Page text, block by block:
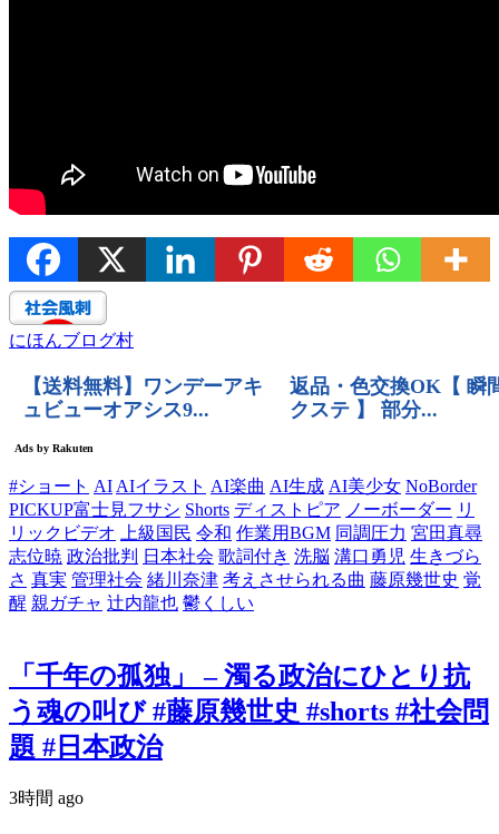
にほんブログ村
#ショート AI AIイラスト AI楽曲 AI生成 AI美少女 NoBorder
PICKUP富士見フサシ Shorts ディストピア ノーボーダー リ
リックビデオ
上級国民 令和 作業用BGM 同調圧力 宮田真尋
志位暁 政治批判 日本社会 歌詞付き 洗脳 溝口勇児 生きづら
さ 真実 管理社会 緒川奈津 考えさせられる曲 藤原幾世史 覚
醒 親ガチャ 辻内龍也 鬱くしい
「千年の孤独」 – 濁る政治にひとり抗
う魂の叫び #藤原幾世史 #shorts #社会問
題 #日本政治
3時間 ago